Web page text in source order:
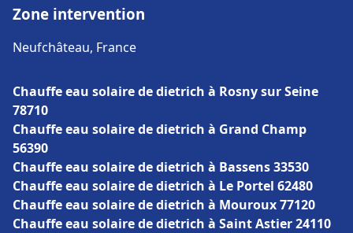
Zone intervention
Neufchâteau, France
Chauffe eau solaire de dietrich à Rosny sur Seine
78710
Chauffe eau solaire de dietrich à Grand Champ
56390
Chauffe eau solaire de dietrich à Bassens 33530
Chauffe eau solaire de dietrich à Le Portel 62480
Chauffe eau solaire de dietrich à Mouroux 77120
Chauffe eau solaire de dietrich à Saint Astier 24110